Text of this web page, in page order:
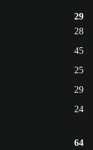
29
28
45
25
29
24
64